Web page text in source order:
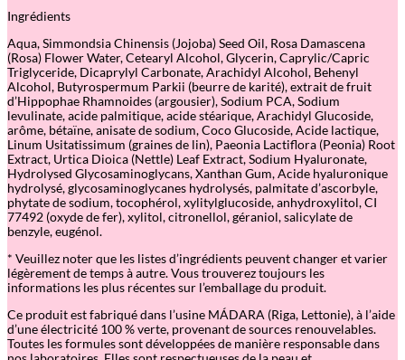
r
I
n
s
t
a
n
t
M
o
i
s
t
u
r
e
M
a
s
k
Ingrédients
Aqua, Simmondsia Chinensis (Jojoba) Seed Oil, Rosa Damascena
(Rosa) Flower Water, Cetearyl Alcohol, Glycerin, Caprylic/Capric
Triglyceride, Dicaprylyl Carbonate, Arachidyl Alcohol, Behenyl
Alcohol, Butyrospermum Parkii (beurre de karité), extrait de fruit
d’Hippophae Rhamnoides (argousier), Sodium PCA, Sodium
levulinate, acide palmitique, acide stéarique, Arachidyl Glucoside,
arôme, bétaïne, anisate de sodium, Coco Glucoside, Acide lactique,
Linum Usitatissimum (graines de lin), Paeonia Lactiflora (Peonia) Root
Extract, Urtica Dioica (Nettle) Leaf Extract, Sodium Hyaluronate,
Hydrolysed Glycosaminoglycans, Xanthan Gum, Acide hyaluronique
hydrolysé, glycosaminoglycanes hydrolysés, palmitate d’ascorbyle,
phytate de sodium, tocophérol, xylitylglucoside, anhydroxylitol, CI
77492 (oxyde de fer), xylitol, citronellol, géraniol, salicylate de
benzyle, eugénol.
* Veuillez noter que les listes d’ingrédients peuvent changer et varier
légèrement de temps à autre. Vous trouverez toujours les
informations les plus récentes sur l’emballage du produit.
Ce produit est fabriqué dans l’usine MÁDARA (Riga, Lettonie), à l’aide
d’une électricité 100 % verte, provenant de sources renouvelables.
Toutes les formules sont développées de manière responsable dans